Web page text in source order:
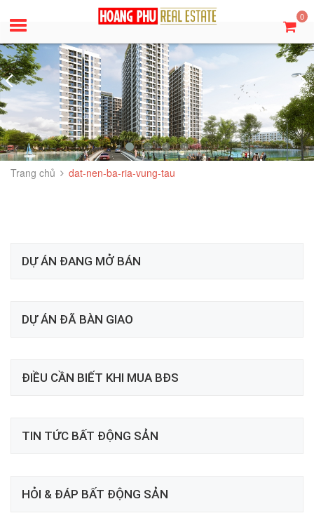
0
Trang chủ dat-nen-ba-ria-vung-tau
DỰ ÁN ĐANG MỞ BÁN
DỰ ÁN ĐÃ BÀN GIAO
ĐIỀU CẦN BIẾT KHI MUA BĐS
TIN TỨC BẤT ĐỘNG SẢN
HỎI & ĐÁP BẤT ĐỘNG SẢN